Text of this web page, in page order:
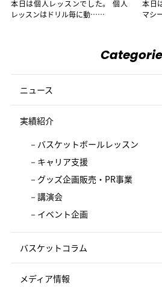
本日は個人レッスンでした。 個人
レッスンはドリル毎に動……
本日
マシ
ニュース
実績紹介
バスケットボールレッスン
キャリア支援
グッズ企画販売・PR事業
講演会
イベント企画
バスケットコラム
メディア情報